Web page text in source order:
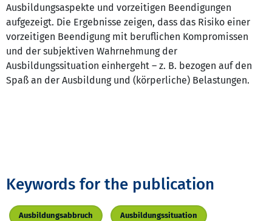
Ausbildungsaspekte und vorzeitigen Beendigungen
aufgezeigt. Die Ergebnisse zeigen, dass das Risiko einer
vorzeitigen Beendigung mit beruflichen Kompromissen
und der subjektiven Wahrnehmung der
Ausbildungssituation einhergeht – z. B. bezogen auf den
Spaß an der Ausbildung und (körperliche) Belastungen.
Keywords for the publication
Ausbildungsabbruch Ausbildungssituation